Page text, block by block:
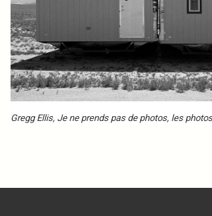
Gregg Ellis, Je ne prends pas de photos, les